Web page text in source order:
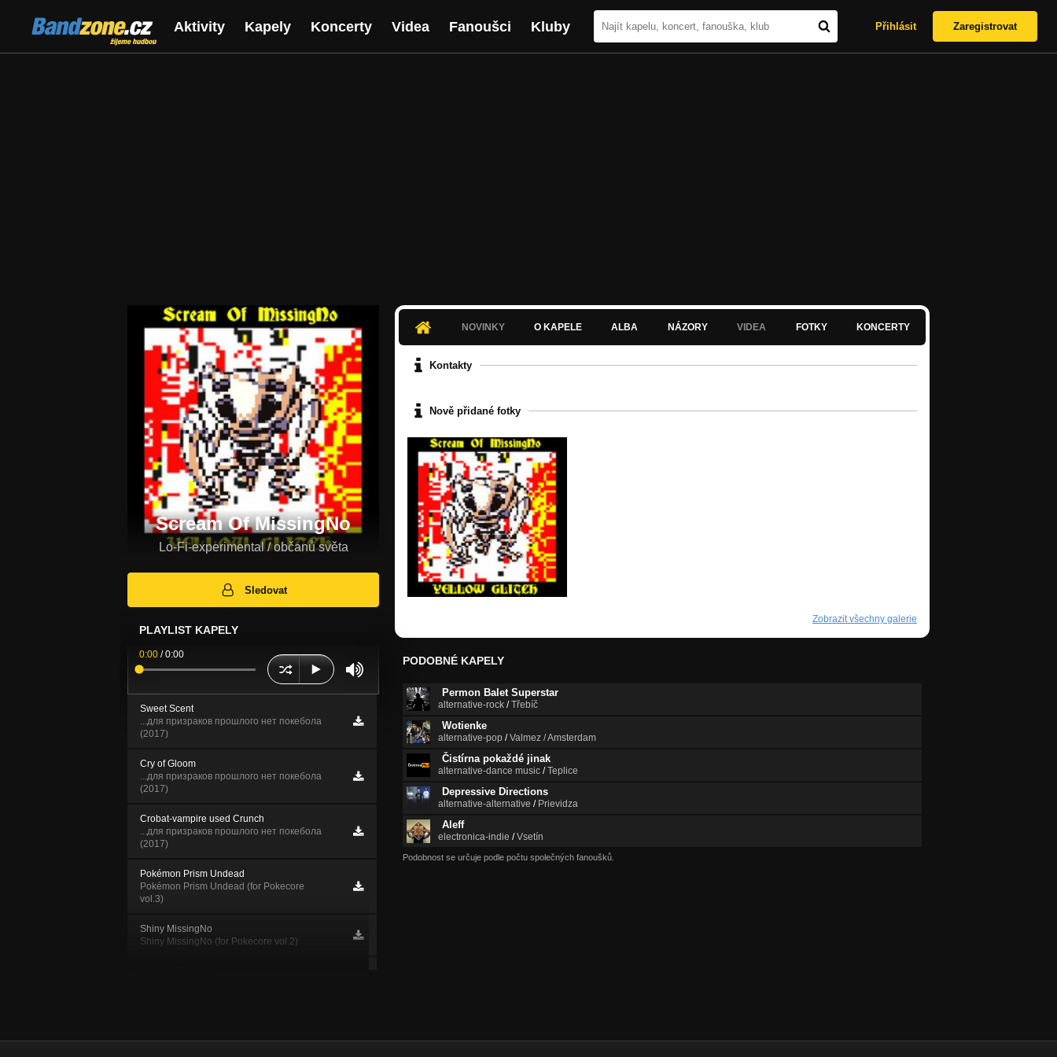
Bandzone.cz
žijeme hudbou
Aktivity Kapely Koncerty Videa Fanoušci Kluby Přihlásit Zaregistrovat
Scream Of MissingNo
Lo-Fi-experimental / občanů světa
Sledovat
PLAYLIST KAPELY
0:00 /0:00
Sweet Scent
.​.​.​для призраков прошлого нет покебола
(2017)
Cry of Gloom
.​.​.​для призраков прошлого нет покебола
(2017)
Crobat​-​vampire used Crunch
.​.​.​для призраков прошлого нет покебола
(2017)
Pokémon Prism Undead
Pokémon Prism Undead (for Pokecore
vol.3)
Shiny MissingNo
Shiny MissingNo (for Pokecore vol.2)
NOVINKY O KAPELE ALBA NÁZORY VIDEA FOTKY KONCERTY
Kontakty
Nově přidané fotky
Zobrazit všechny galerie
PODOBNÉ KAPELY
Permon Balet Superstar
alternative-rock /Třebíč
Wotienke
alternative-pop /Valmez / Amsterdam
Čistírna pokaždé jinak
alternative-dance music /Teplice
Depressive Directions
alternative-alternative / Prievidza
Aleff
electronica-indie /Vsetín
Podobnost se určuje podle počtu společných fanoušků.